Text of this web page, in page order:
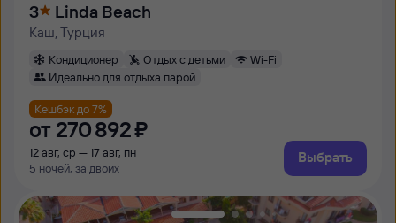
3 Linda Beach
Каш, Турция
Кондиционер Отдых с детьми
Wi-Fi
Идеально для отдыха парой
Кешбэк до 7%
от 270 ⁠892 ⁠₽
12 авг, ср — 17 авг, пн
5 ночей, за двоих
Выбрать